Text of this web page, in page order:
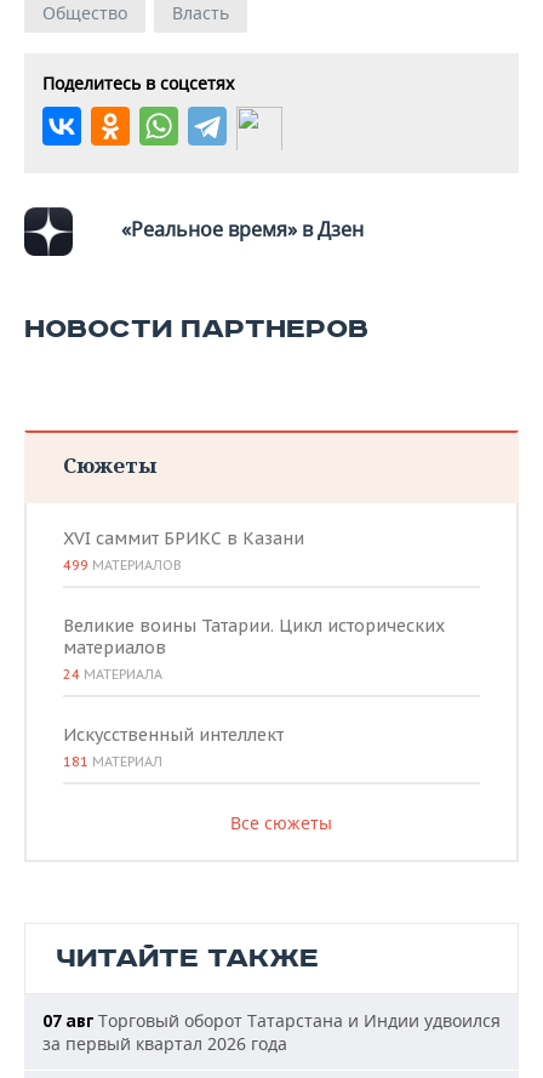
Общество Власть
Поделитесь в соцсетях
«Реальное время» в Дзен
НОВОСТИ ПАРТНЕРОВ
Сюжеты
XVI саммит БРИКС в Казани
499 МАТЕРИАЛОВ
Великие воины Татарии. Цикл исторических
материалов
24 МАТЕРИАЛА
Искусственный интеллект
181 МАТЕРИАЛ
Все сюжеты
ЧИТАЙТЕ ТАКЖЕ
07 авг Торговый оборот Татарстана и Индии удвоился
за первый квартал 2026 года